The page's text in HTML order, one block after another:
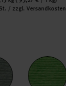
/ zzgl. Versandkosten